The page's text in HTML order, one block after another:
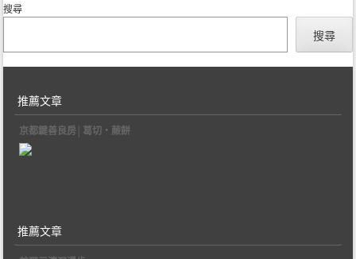
搜尋
搜尋
推薦文章
京都鍵善良房│葛切‧蕨餅
推薦文章